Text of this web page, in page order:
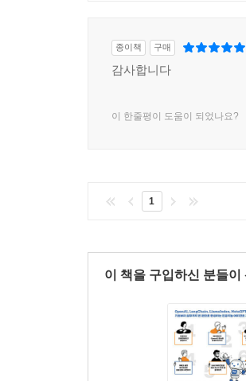
종이책 구매
감사합니다
이 한줄평이 도움이 되었나요?
1
이 책을 구입하신 분들이